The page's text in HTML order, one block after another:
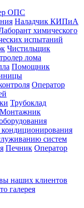
ОПС
Наладчик КИПиА
химического
испытаний
Чистильщик
лома
Помощник
Оператор
Трубоклад
Монтажник
систем
Печник Оператор
наших клиентов
галерея